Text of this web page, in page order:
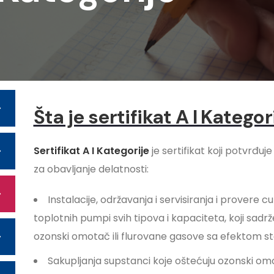
Šta je sertifikat A I
Sertifikat A I Kategorijeje sertifikat koji
za obavljanje delatnosti:
Instalacije, održavanja i servisiranja i provere
toplotnih pumpi svih tipova i kapaciteta, koji
ozonski omotač ili flurovane gasove sa efektom
Sakupljanja supstanci koje oštećuju ozonski